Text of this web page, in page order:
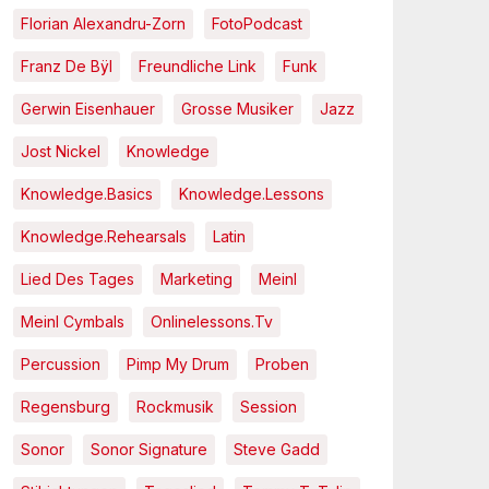
Florian Alexandru-Zorn FotoPodcast
Franz De Bÿl Freundliche Link Funk
Gerwin Eisenhauer Grosse Musiker Jazz
Jost Nickel Knowledge
Knowledge.Basics Knowledge.Lessons
Knowledge.Rehearsals Latin
Lied Des Tages Marketing Meinl
Meinl Cymbals Onlinelessons.tv
Percussion Pimp My Drum Proben
Regensburg Rockmusik Session
Sonor Sonor Signature Steve Gadd